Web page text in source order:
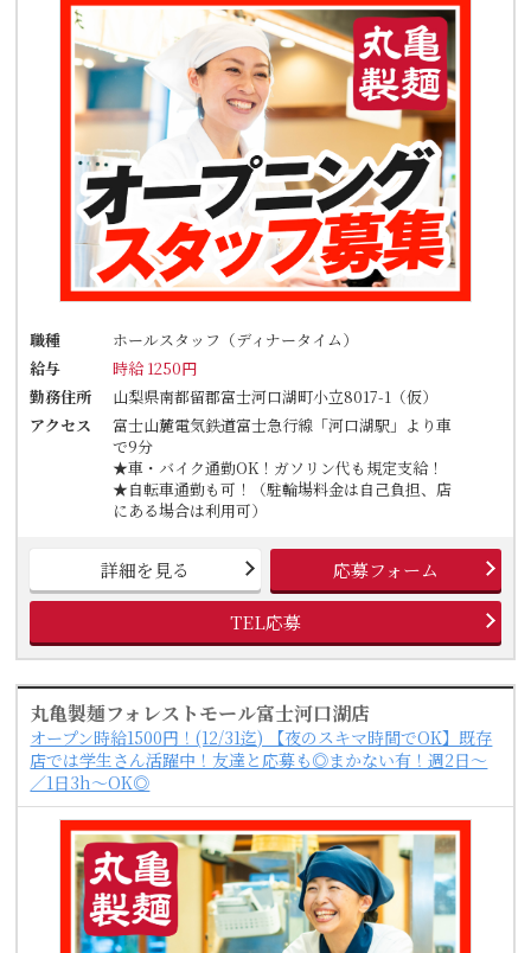
職種
ホールスタッフ（ディナータイム）
給与
時給 1250円
勤務住所
山梨県南都留郡富士河口湖町小立8017-1（仮）
アクセス
富士山麓電気鉄道富士急行線「河口湖駅」より車
で9分
★車・バイク通勤OK！ガソリン代も規定支給！
★自転車通勤も可！（駐輪場料金は自己負担、店
にある場合は利用可）
詳細を見る 応募フォーム
TEL応募
丸亀製麺フォレストモール富士河口湖店
オープン時給1500円！(12/31迄) 【夜のスキマ時間でOK】既存
店では学生さん活躍中！友達と応募も◎まかない有！週2日～
／1日3h～OK◎